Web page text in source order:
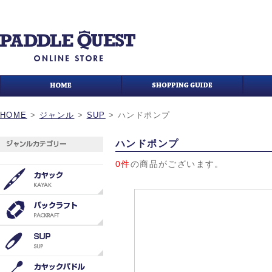
HOME > ジャンル > SUP >ハンドポンプ
ハンドポンプ
0件の商品がございます。